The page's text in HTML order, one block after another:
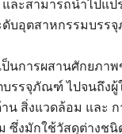
และสามารถนำไปแ
บอุตสาหกรรมบรรจุ
นการผสานศักยภา
บรรจุภัณฑ์ ไปจนถึง
น สิ่งแวดล้อม และ
งมักใช้วัสดุต่างชนิ